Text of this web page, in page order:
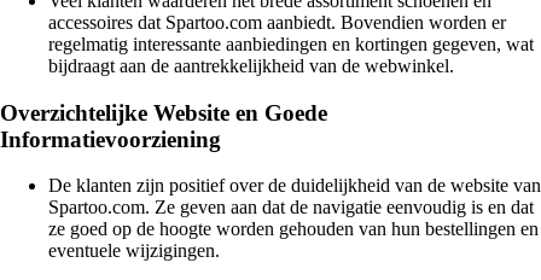
accessoires dat Spartoo.com aanbiedt. Bovendien worden er
regelmatig interessante aanbiedingen en kortingen gegeven, wat
bijdraagt aan de aantrekkelijkheid van de webwinkel.
Overzichtelijke Website en Goede
Informatievoorziening
De klanten zijn positief over de duidelijkheid van de website van
Spartoo.com. Ze geven aan dat de navigatie eenvoudig is en dat
ze goed op de hoogte worden gehouden van hun bestellingen en
eventuele wijzigingen.